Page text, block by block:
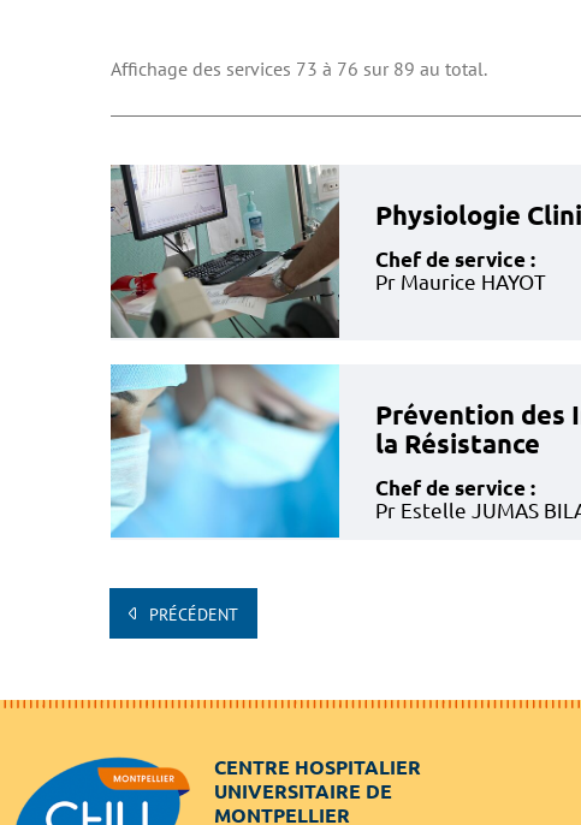
Affichage des services 73 à 76 sur 89 au total.
Physiologie
Chef de service :
Pr Maurice HAYOT
Prévention des
la Résistance
Chef de service :
Pr Estelle JUMAS
PRÉCÉDENT
CENTRE HOSPITALIER
UNIVERSITAIRE DE
MONTPELLIER